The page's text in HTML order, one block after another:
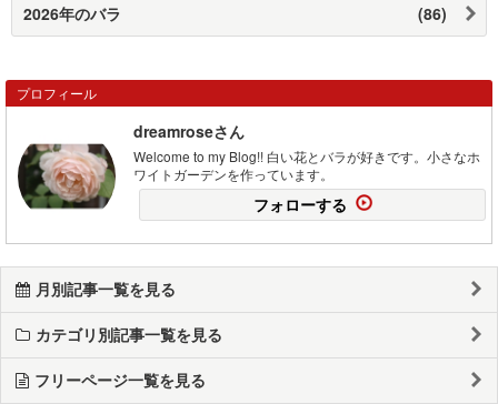
2026年のバラ (86)
プロフィール
dreamroseさん
Welcome to my Blog!! 白い花とバラが好きです。小さなホ
ワイトガーデンを作っています。
フォローする
月別記事一覧を見る
カテゴリ別記事一覧を見る
フリーページ一覧を見る